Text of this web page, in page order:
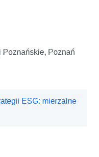
Poznańskie, Poznań
ESG: mierzalne